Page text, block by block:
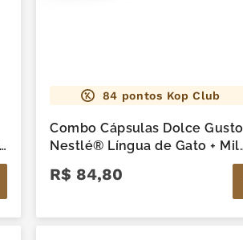
84 pontos Kop Club
Combo Cápsulas Dolce Gusto
Nestlé® Língua de Gato + Mil
R$ 84,80